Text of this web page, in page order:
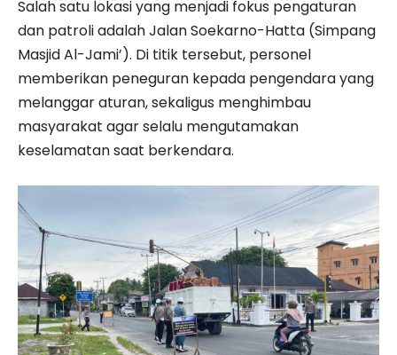
Salah satu lokasi yang menjadi fokus pengaturan
dan patroli adalah Jalan Soekarno-Hatta (Simpang
Masjid Al-Jami’). Di titik tersebut, personel
memberikan peneguran kepada pengendara yang
melanggar aturan, sekaligus menghimbau
masyarakat agar selalu mengutamakan
keselamatan saat berkendara.